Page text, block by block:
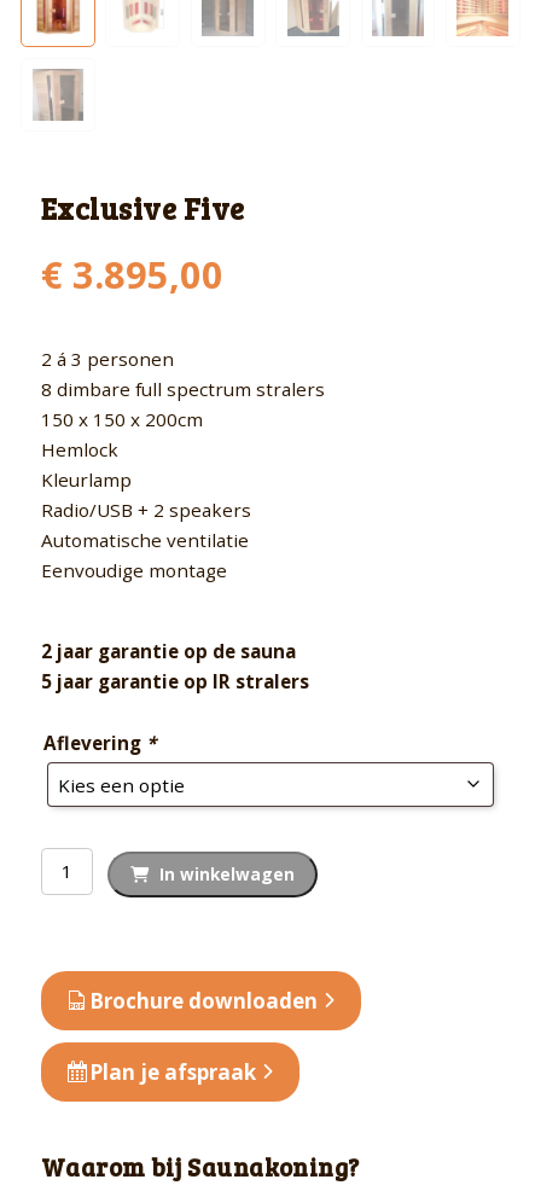
Exclusive Five
€ 3.895,00
2 á 3 personen
8 dimbare full spectrum stralers
150 x 150 x 200cm
Hemlock
Kleurlamp
Radio/USB + 2 speakers
Automatische ventilatie
Eenvoudige montage
2 jaar garantie op de sauna
5 jaar garantie op IR stralers
Aflevering *
Exclusive
Five
In winkelwagen
Brochure downloaden
Plan je afspraak
Waarom bij Saunakoning?